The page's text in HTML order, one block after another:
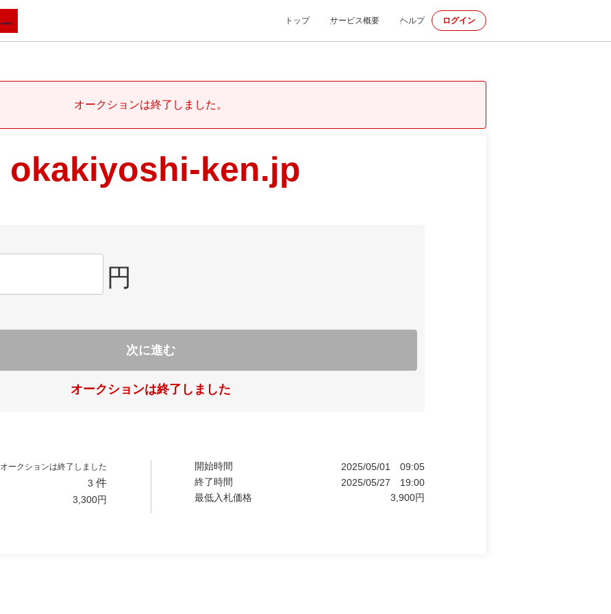
トップ サービス概要 ヘルプ ログイン
オークションは終了しました。
okakiyoshi-ken.jp
円
次に進む
オークションは終了しました
オークションは終了しました
3 件
3,300円
開始時間 2025/05/01
09:05
終了時間
2025/05/27
19:00
最低入札価格
3,900円